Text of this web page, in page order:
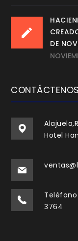
DE
CONTÁCTENOS
Hotel
3764